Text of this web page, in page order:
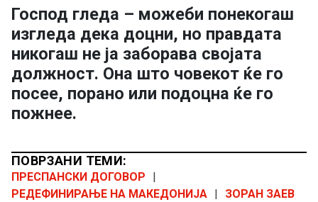
Господ гледа – можеби понекогаш
изгледа дека доцни, но правдата
никогаш не ја заборава својата
должност. Она што човекот ќе го
посее, порано или подоцна ќе го
пожнее.
ПОВРЗАНИ ТЕМИ:
ПРЕСПАНСКИ ДОГОВОР
РЕДЕФИНИРАЊЕ НА МАКЕДОНИЈА
ЗОРАН ЗАЕВ